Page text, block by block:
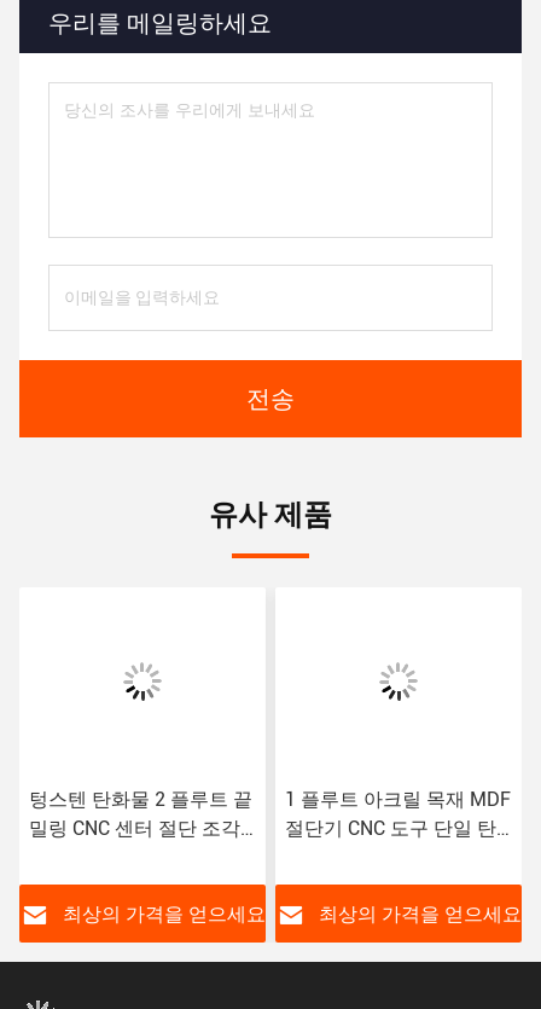
우리를 메일링하세요
전송
유사 제품
텅스텐 탄화물 2 플루트 끝
밀링 CNC 센터 절단 조각
최상의 가격을 얻으세요
1 플루트 아크릴 목재 MDF
절단기 CNC 도구 단일 탄
최상의 가격을 얻으세요